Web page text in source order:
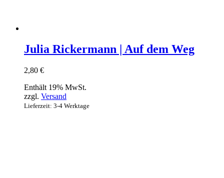
Julia Rickermann | Auf dem Weg
2,80 €
Enthält 19% MwSt.
zzgl. Versand
Lieferzeit: 3-4 Werktage